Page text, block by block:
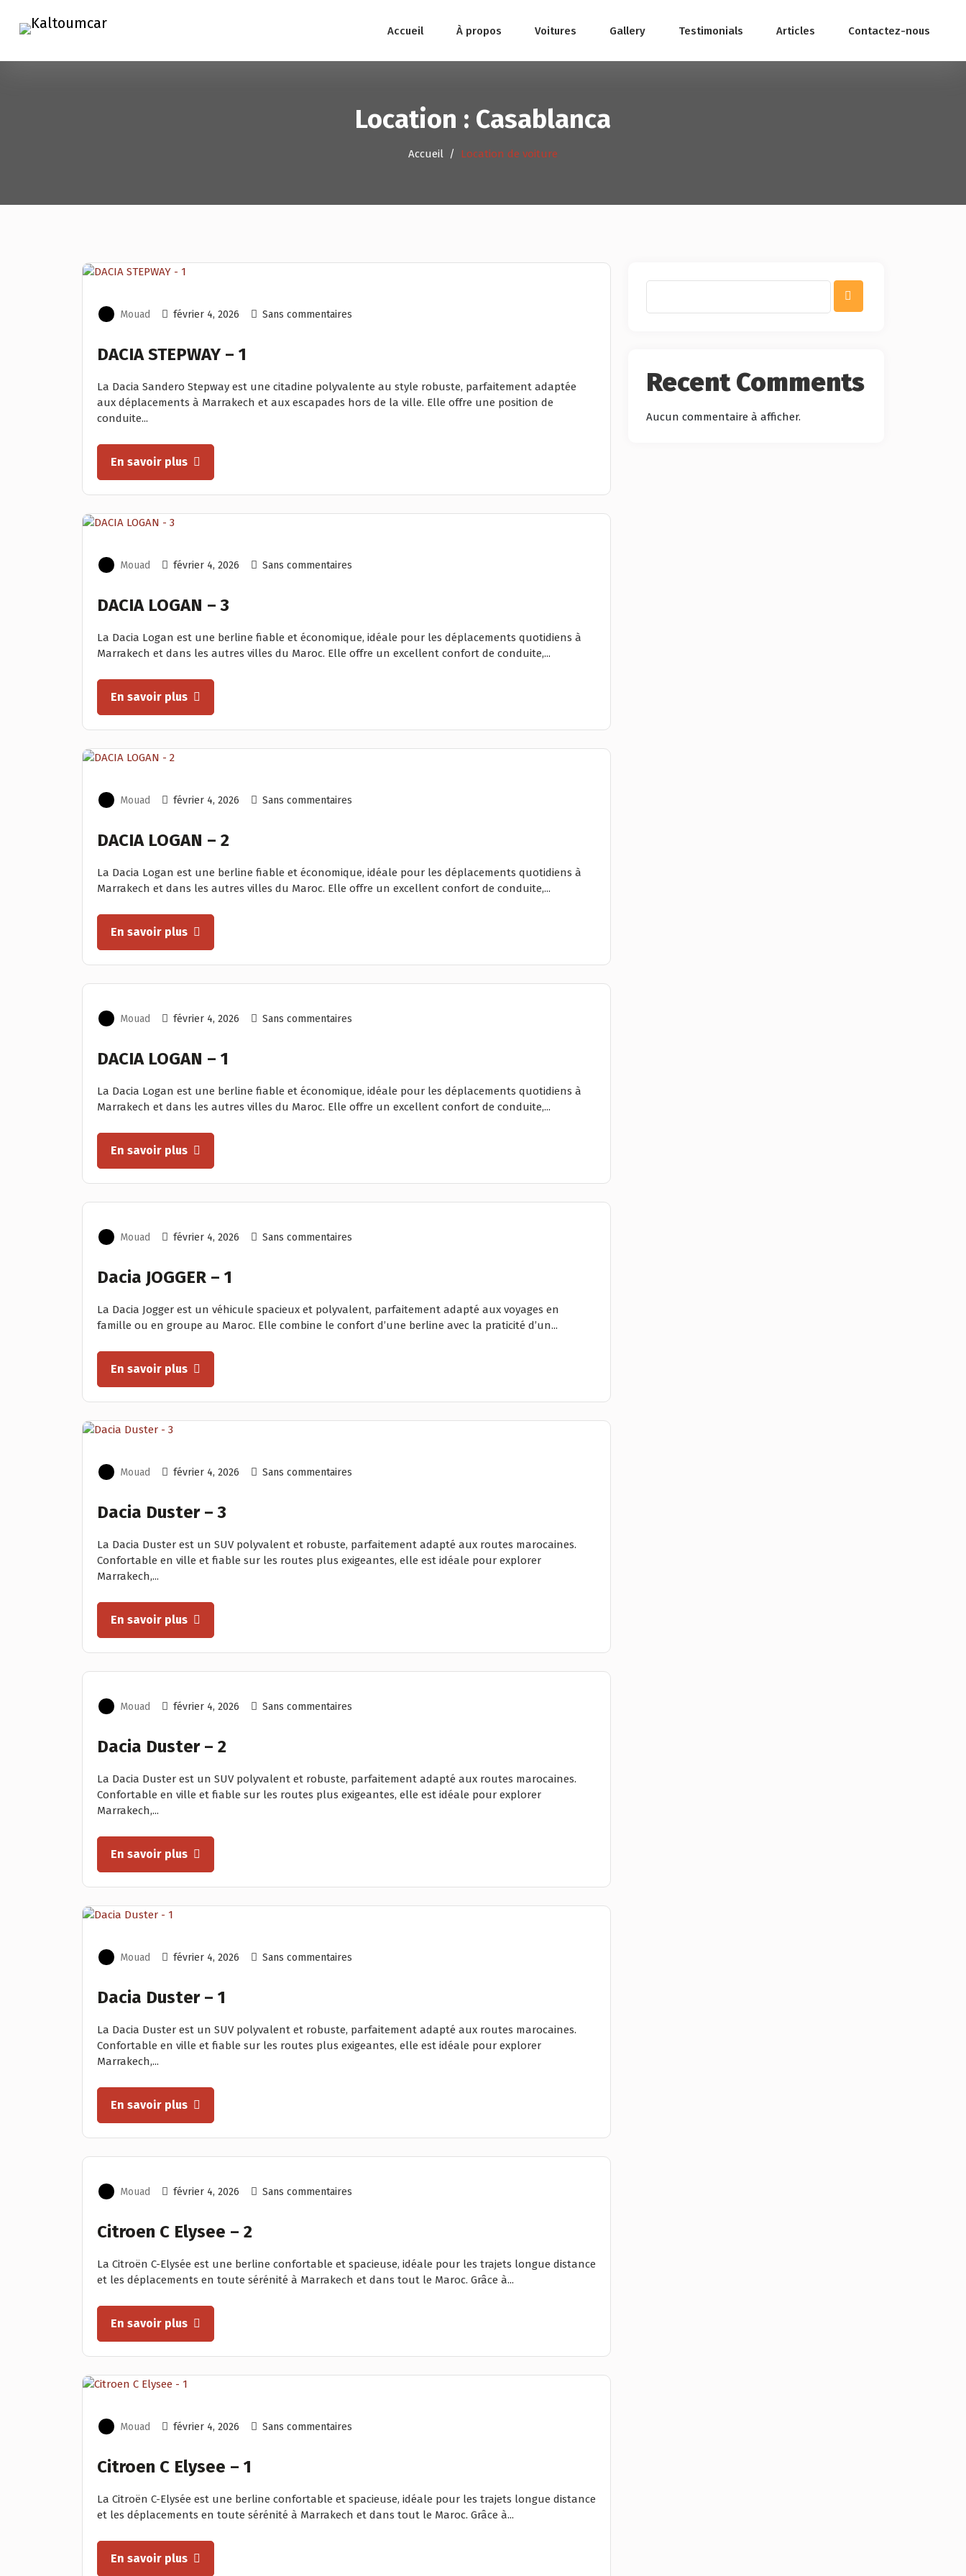
Accueil À propos Voitures Gallery Testimonials Articles Contactez-nous
Location : Casablanca
Accueil Location de voiture
Mouad février 4, 2026 Sans commentaires
DACIA STEPWAY – 1
La Dacia Sandero Stepway est une citadine polyvalente au style robuste, parfaitement adaptée
aux déplacements à Marrakech et aux escapades hors de la ville. Elle offre une position de
conduite...
En savoir plus
Mouad février 4, 2026 Sans commentaires
DACIA LOGAN – 3
La Dacia Logan est une berline fiable et économique, idéale pour les déplacements quotidiens à
Marrakech et dans les autres villes du Maroc. Elle offre un excellent confort de conduite,...
En savoir plus
Mouad février 4, 2026 Sans commentaires
DACIA LOGAN – 2
La Dacia Logan est une berline fiable et économique, idéale pour les déplacements quotidiens à
Marrakech et dans les autres villes du Maroc. Elle offre un excellent confort de conduite,...
En savoir plus
Mouad février 4, 2026 Sans commentaires
DACIA LOGAN – 1
La Dacia Logan est une berline fiable et économique, idéale pour les déplacements quotidiens à
Marrakech et dans les autres villes du Maroc. Elle offre un excellent confort de conduite,...
En savoir plus
Mouad février 4, 2026 Sans commentaires
Dacia JOGGER – 1
La Dacia Jogger est un véhicule spacieux et polyvalent, parfaitement adapté aux voyages en
famille ou en groupe au Maroc. Elle combine le confort d’une berline avec la praticité d’un...
En savoir plus
Mouad février 4, 2026 Sans commentaires
Dacia Duster – 3
La Dacia Duster est un SUV polyvalent et robuste, parfaitement adapté aux routes marocaines.
Confortable en ville et fiable sur les routes plus exigeantes, elle est idéale pour explorer
Marrakech,...
En savoir plus
Mouad février 4, 2026 Sans commentaires
Dacia Duster – 2
La Dacia Duster est un SUV polyvalent et robuste, parfaitement adapté aux routes marocaines.
Confortable en ville et fiable sur les routes plus exigeantes, elle est idéale pour explorer
Marrakech,...
En savoir plus
Mouad février 4, 2026 Sans commentaires
Dacia Duster – 1
La Dacia Duster est un SUV polyvalent et robuste, parfaitement adapté aux routes marocaines.
Confortable en ville et fiable sur les routes plus exigeantes, elle est idéale pour explorer
Marrakech,...
En savoir plus
Mouad février 4, 2026 Sans commentaires
Citroen C Elysee – 2
La Citroën C-Elysée est une berline confortable et spacieuse, idéale pour les trajets longue distance
et les déplacements en toute sérénité à Marrakech et dans tout le Maroc. Grâce à...
En savoir plus
Mouad février 4, 2026 Sans commentaires
Citroen C Elysee – 1
La Citroën C-Elysée est une berline confortable et spacieuse, idéale pour les trajets longue distance
et les déplacements en toute sérénité à Marrakech et dans tout le Maroc. Grâce à...
En savoir plus
Recent Comments
Aucun commentaire à afficher.